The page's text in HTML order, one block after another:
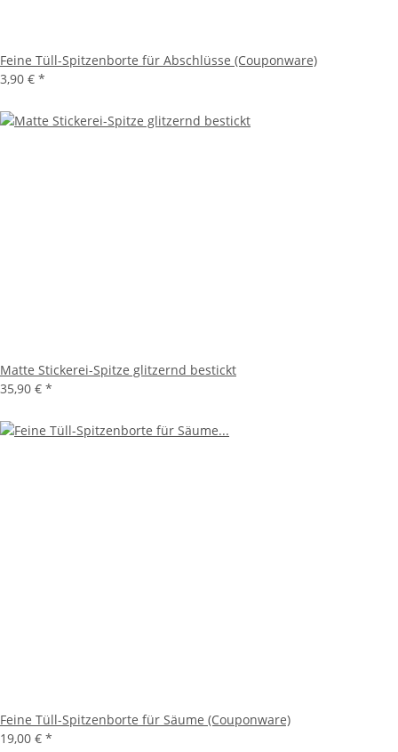
Feine Tüll-Spitzenborte für Abschlüsse (Couponware)
3,90 € *
Matte Stickerei-Spitze glitzernd bestickt
35,90 € *
Feine Tüll-Spitzenborte für Säume (Couponware)
19,00 € *